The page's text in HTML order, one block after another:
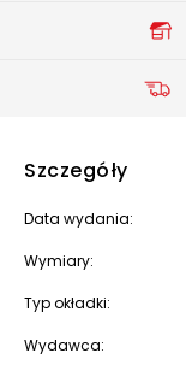
Szczegóły
Data wydania:
Wymiary:
Typ okładki:
Wydawca: